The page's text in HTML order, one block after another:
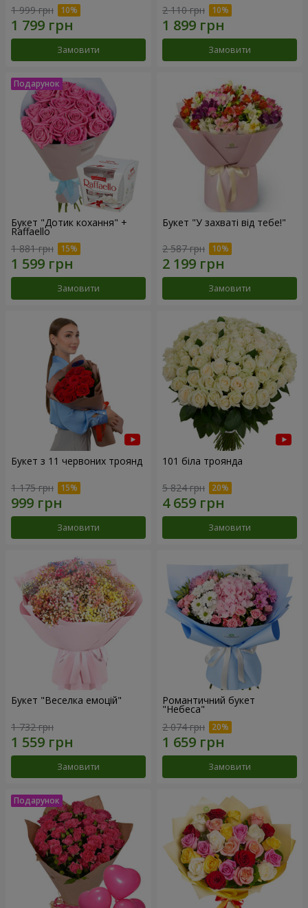
1 999 грн
Замовити
2 110 грн
Замовити
Букет "Дотик кохання" +
Raffaello
1 881 грн
Замовити
Букет "У захваті від тебе!"
2 587 грн
Замовити
Букет з 11 червоних троянд
1 175 грн
Замовити
101 біла троянда
5 824 грн
Замовити
Букет "Веселка емоцій"
1 732 грн
Замовити
Романтичний букет
"Небеса"
2 074 грн
Замовити